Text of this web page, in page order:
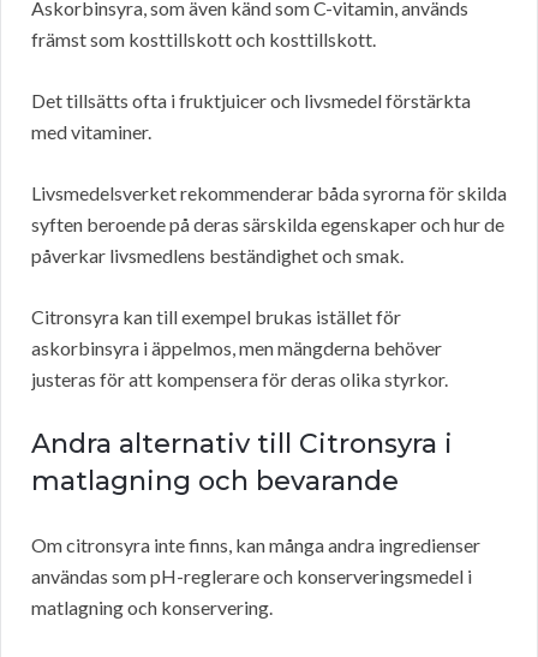
Askorbinsyra, som även känd som C-vitamin, används
främst som kosttillskott och kosttillskott.
Det tillsätts ofta i fruktjuicer och livsmedel förstärkta
med vitaminer.
Livsmedelsverket rekommenderar båda syrorna för skilda
syften beroende på deras särskilda egenskaper och hur de
påverkar livsmedlens beständighet och smak.
Citronsyra kan till exempel brukas istället för
askorbinsyra i äppelmos, men mängderna behöver
justeras för att kompensera för deras olika styrkor.
Andra alternativ till Citronsyra i
matlagning och bevarande
Om citronsyra inte finns, kan många andra ingredienser
användas som pH-reglerare och konserveringsmedel i
matlagning och konservering.